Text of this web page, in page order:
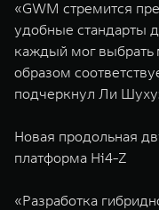
«GWM стремится
удобные стандарты
каждый мог выбрать
образом
подчеркнул Ли
Новая продольная
платформа Hi4-Z
«Разработка